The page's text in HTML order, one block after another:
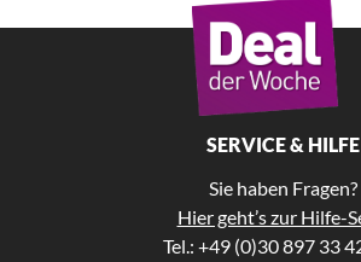
SERVICE & HILFE
Sie haben Fragen?
Hier geht’s zur Hilfe-
Tel.: +49 (0)30 897 33